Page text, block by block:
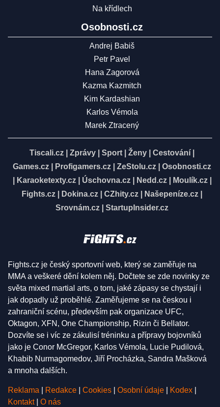
Na křídlech
Osobnosti.cz
Andrej Babiš
Petr Pavel
Hana Zagorová
Kazma Kazmitch
Kim Kardashian
Karlos Vémola
Marek Ztracený
Tiscali.cz Zprávy Sport Ženy Cestování
Games.cz
Profigamers.cz ZeStolu.cz
Osobnosti.cz
Karaoketexty.cz| Úschovna.cz| Nedd.cz| Moulík.cz|
Fights.cz
Dokina.cz CZhity.cz Našepeníze.cz
Srovnám.cz
StartupInsider.cz
Fights.cz je český sportovní web, který se zaměřuje na
MMA a veškeré dění kolem něj. Dočtete se zde novinky ze
světa mixed martial arts, o tom, jaké zápasy se chystají i
jak dopadly už proběhlé. Zaměřujeme se na českou i
zahraniční scénu, především pak organizace UFC,
Oktagon, XFN, One Championship, Rizin či Bellator.
Dozvíte se i víc ze zákulisí tréninku a přípravy bojovníků
jako je Conor McGregor, Karlos Vémola, Lucie Pudilová,
Khabib Nurmagomedov, Jiří Procházka, Sandra Mašková
a mnoha dalších.
Reklama Redakce Cookies Osobní údaje Kodex
Kontakt
O nás